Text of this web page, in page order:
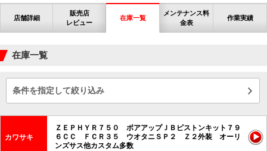
店舗詳細
販売店
レビュー
在庫一覧
メンテナンス料
金表
作業実績
在庫一覧
条件を指定して絞り込み
カワサキ
ＺＥＰＨＹＲ７５０ ボアアップＪＢピストンキット７９
６ＣＣ ＦＣＲ３５ ウオタニＳＰ２ Ｚ２外装 オーリ
ンズサス他カスタム多数